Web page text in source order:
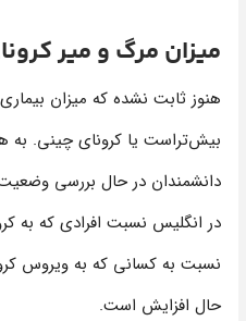
میزان مرگ و میر
هنوز ثابت نشده که میزان
بیش‌تراست یا کرونای چینی. به
دانشمندان در حال بررسی
در انگلیس نسبت افرادی که به
نسبت به کسانی که به ویروس
حال افزایش است.